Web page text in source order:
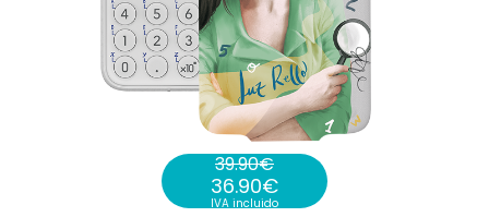
39.90€
El precio original era: 39.90€.
36.90€
El precio actual es: 36.90€.
IVA incluido